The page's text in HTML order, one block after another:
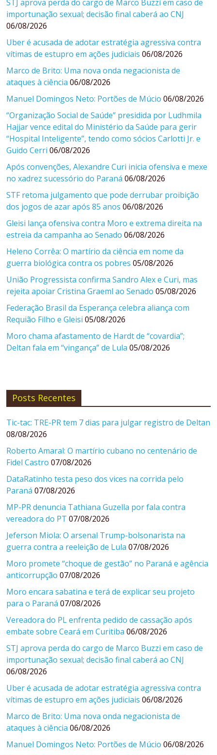
STJ aprova perda do cargo de Marco Buzzi em caso de
importunação sexual; decisão final caberá ao CNJ
06/08/2026
Uber é acusada de adotar estratégia agressiva contra
vítimas de estupro em ações judiciais 06/08/2026
Marco de Brito: Uma nova onda negacionista de
ataques à ciência 06/08/2026
Manuel Domingos Neto: Portões de Múcio 06/08/2026
“Organização Social de Saúde” presidida por Ludhmila
Hajjar vence edital do Ministério da Saúde para gerir
“Hospital Inteligente”, tendo como sócios Carlotti Jr. e
Guido Cerri 06/08/2026
Após convenções, Alexandre Curi inicia ofensiva e mexe
no xadrez sucessório do Paraná 06/08/2026
STF retoma julgamento que pode derrubar proibição
dos jogos de azar após 85 anos 06/08/2026
Gleisi lança ofensiva contra Moro e extrema direita na
estreia da campanha ao Senado 06/08/2026
Heleno Corrêa: O martírio da ciência em nome da
guerra biológica contra os pobres 05/08/2026
União Progressista confirma Sandro Alex e Curi, mas
rejeita apoiar Cristina Graeml ao Senado 05/08/2026
Federação Brasil da Esperança celebra aliança com
Requião Filho e Gleisi 05/08/2026
Moro chama afastamento de Hardt de “covardia”;
Deltan fala em “vingança” de Lula 05/08/2026
Posts Recentes
Tic-tac: TRE-PR tem 7 dias para julgar registro de Deltan
08/08/2026
Roberto Amaral: O martírio cubano no centenário de
Fidel Castro 07/08/2026
DataRatinho testa peso dos vices na corrida pelo
Paraná 07/08/2026
MP-PR denuncia Tathiana Guzella por fala contra
vereadora do PT 07/08/2026
Jeferson Miola: O arsenal Trump-bolsonarista na
guerra contra a reeleição de Lula 07/08/2026
Moro promete “choque de gestão” no Paraná e agência
anticorrupção 07/08/2026
Moro encara sabatina e terá de explicar seu projeto
para o Paraná 07/08/2026
Vereadora do PL enfrenta pedido de cassação após
embate sobre Ceará em Curitiba 06/08/2026
STJ aprova perda do cargo de Marco Buzzi em caso de
importunação sexual; decisão final caberá ao CNJ
06/08/2026
Uber é acusada de adotar estratégia agressiva contra
vítimas de estupro em ações judiciais 06/08/2026
Marco de Brito: Uma nova onda negacionista de
ataques à ciência 06/08/2026
Manuel Domingos Neto: Portões de Múcio 06/08/2026